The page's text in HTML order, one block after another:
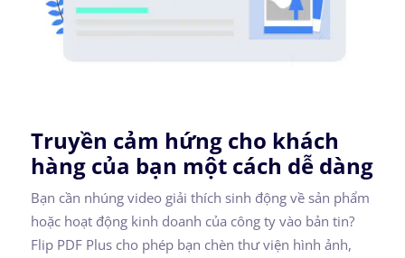
Truyền cảm hứng cho khách
hàng của bạn một cách dễ dàng
Bạn cần nhúng video giải thích sinh động về sản phẩm
hoặc hoạt động kinh doanh của công ty vào bản tin?
Flip PDF Plus cho phép bạn chèn thư viện hình ảnh,